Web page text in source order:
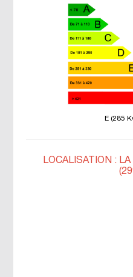
E (285
LOCALISATION :